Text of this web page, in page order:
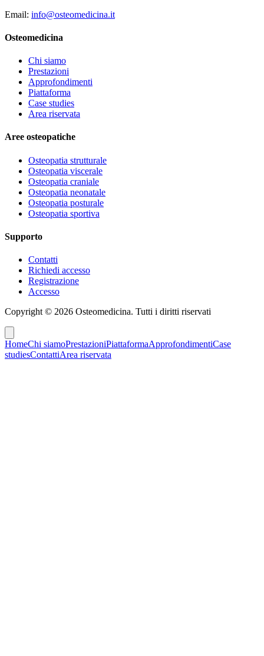
Email: info@osteomedicina.it
Osteomedicina
Chi siamo
Prestazioni
Approfondimenti
Piattaforma
Case studies
Area riservata
Aree osteopatiche
Osteopatia strutturale
Osteopatia viscerale
Osteopatia craniale
Osteopatia neonatale
Osteopatia posturale
Osteopatia sportiva
Supporto
Contatti
Richiedi accesso
Registrazione
Accesso
Copyright © 2026 Osteomedicina. Tutti i diritti riservati
HomeChi siamoPrestazioniPiattaformaApprofondimentiCase
studiesContattiArea riservata